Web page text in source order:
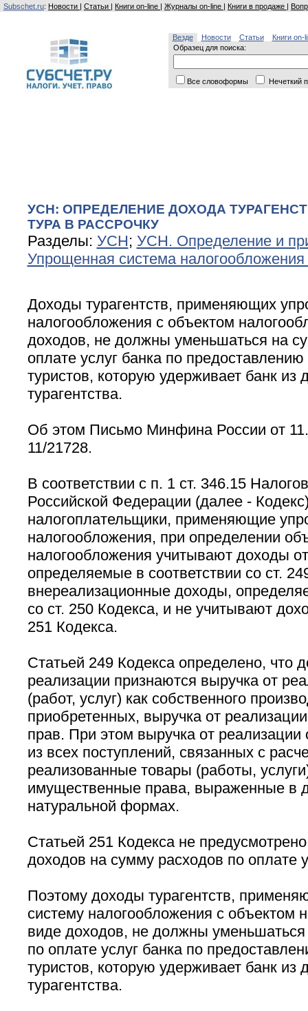
Subschet.ru: Новости | Статьи | Книги on-line | Журналы on-line | Книги в продаже |
Везде Новости Статьи
Книги on-
Образец для поиска:
Все словоформы Нечеткий
УСН: ОПРЕДЕЛЕНИЕ ДОХОДА
ТУРА В РАССРОЧКУ
Разделы: УСН; УСН. Определение и
Упрощенная система
Доходы турагентств, применяющих
налогообложения с объектом
доходов, не должны уменьшаться на
оплате услуг банка по
туристов, которую удерживает банк из
турагентства.
Об этом Письмо Минфина России от
11/21728.
В соответствии с п. 1 ст. 346.15
Российской Федерации (далее -
налогоплательщики, применяющие
налогообложения, при определении
налогообложения учитывают доходы
определяемые в соответствии со ст.
внереализационные доходы,
со ст. 250 Кодекса, и не учитывают
251 Кодекса.
Статьей 249 Кодекса определено, что
реализации признаются выручка от
(работ, услуг) как собственного
приобретенных, выручка от
прав. При этом выручка от реализации
из всех поступлений, связанных с
реализованные товары (работы,
имущественные права, выраженные в
натуральной формах.
Статьей 251 Кодекса не
доходов на сумму расходов по оплате
Поэтому доходы турагентств,
систему налогообложения с объектом
виде доходов, не должны
по оплате услуг банка по
туристов, которую удерживает банк из
турагентства.